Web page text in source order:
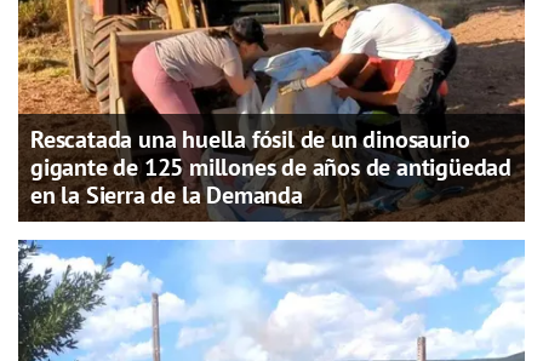
Rescatada una huella fósil de un dinosaurio
gigante de 125 millones de años de antigüedad
en la Sierra de la Demanda